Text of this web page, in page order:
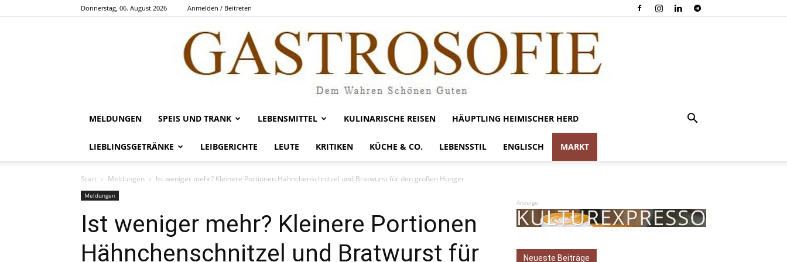
Donnerstag, 06. August 2026 Anmelden / Beitreten
Gastrosofie
MELDUNGEN SPEIS UND TRANK LEBENSMITTEL KULINARISCHE REISEN HÄUPTLING HEIMISCHER HERD
LIEBLINGSGETRÄNKE LEIBGERICHTE LEUTE KRITIKEN KÜCHE & CO. LEBENSSTIL ENGLISCH MARKT
Start Meldungen Ist weniger mehr? Kleinere Portionen Hähnchenschnitzel und Bratwurst für den großen Hunger
Meldungen
Ist weniger mehr? Kleinere Portionen
Hähnchenschnitzel und Bratwurst für
Anzeige
Neueste Beiträge